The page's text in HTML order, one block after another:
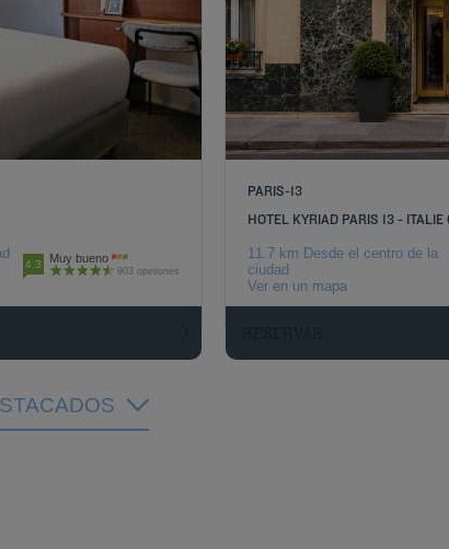
4.3 Muy bueno
903 opiniones
PARIS-13
HOTEL KYRIAD PARIS 13 - ITALIE
11.7 km Desde el centro de la
ciudad
Ver en un mapa